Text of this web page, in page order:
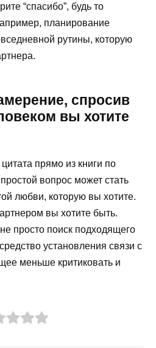
“спасибо”, будь то
планирование
рутины, которую
спросив
вы хотите
прямо из книги по
вопрос может стать
любви, которую вы хотите.
вы хотите быть.
просто поиск подходящего
установления связи с
меньше критиковать и